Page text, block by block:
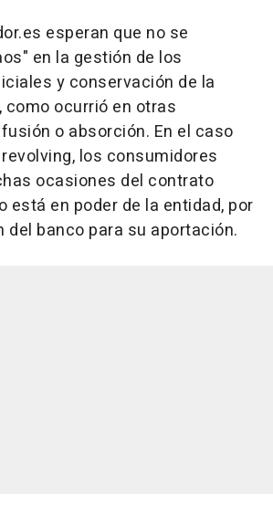
esperan que no se
en la gestión de los
y conservación de la
ocurrió en otras
o absorción. En el caso
los consumidores
ocasiones del contrato
está en poder de la entidad, por
del banco para su aportación.